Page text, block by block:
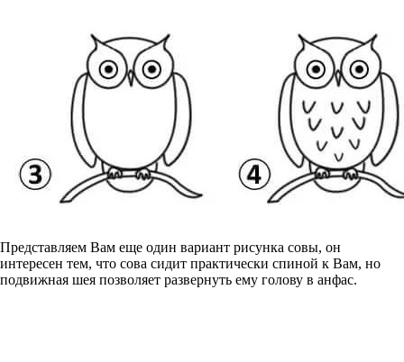
Представляем Вам еще один вариант рисунка совы, он
интересен тем, что сова сидит практически спиной к Вам, но
подвижная шея позволяет развернуть ему голову в анфас.